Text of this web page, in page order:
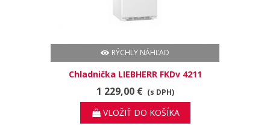
RÝCHLY NÁHĽAD
Chladnička LIEBHERR FKDv 4211
1 229,00 € (s DPH)
VLOŽIŤ DO KOŠÍKA